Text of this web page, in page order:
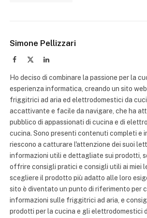
Simone Pellizzari
Facebook LinkedIn
Ho deciso di combinare la passione per la
esperienza informatica, creando un sito
friggitrici ad aria ed elettrodomestici da
accattivante e facile da navigare, che ha
pubblico di appassionati di cucina e di
cucina. Sono presenti contenuti completi e
riescono a catturare l'attenzione dei suoi
informazioni utili e dettagliate sui prodotti,
offrire consigli pratici e consigli utili ai miei
scegliere il prodotto più adatto alle loro
sito è diventato un punto di riferimento per
informazioni sulle friggitrici ad aria, e
prodotti per la cucina e gli elettrodomestici